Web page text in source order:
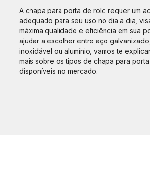
A chapa para porta de rolo requer um
adequado para seu uso no dia a dia,
máxima qualidade e eficiência em sua
ajudar a escolher entre aço
inoxidável ou alumínio, vamos te
mais sobre os tipos de chapa para
disponíveis no mercado.